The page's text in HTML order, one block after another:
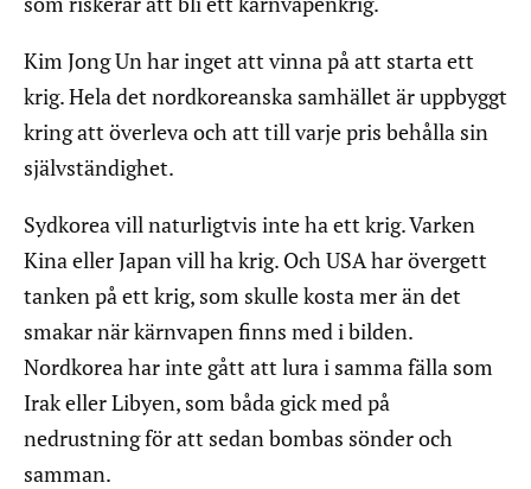
Kim Jong Un har inget att vinna på att starta ett
krig. Hela det nordkoreanska samhället är uppbyggt
kring att överleva och att till varje pris behålla sin
självständighet.
Sydkorea vill naturligtvis inte ha ett krig. Varken
Kina eller Japan vill ha krig. Och USA har övergett
tanken på ett krig, som skulle kosta mer än det
smakar när kärnvapen finns med i bilden.
Nordkorea har inte gått att lura i samma fälla som
Irak eller Libyen, som båda gick med på
nedrustning för att sedan bombas sönder och
samman.